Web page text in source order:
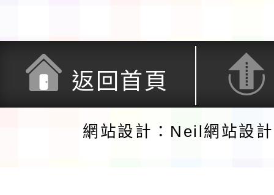
返回首頁
網站設計：Neil網站設